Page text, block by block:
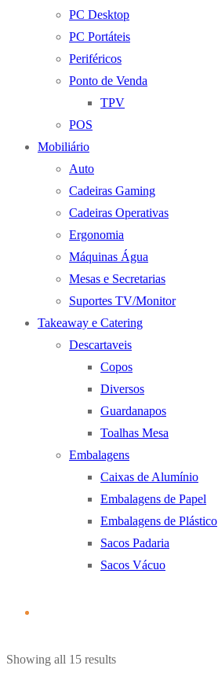
PC Desktop
PC Portáteis
Periféricos
Ponto de Venda
TPV
POS
Mobiliário
Auto
Cadeiras Gaming
Cadeiras Operativas
Ergonomia
Máquinas Água
Mesas e Secretarias
Suportes TV/Monitor
Takeaway e Catering
Descartaveis
Copos
Diversos
Guardanapos
Toalhas Mesa
Embalagens
Caixas de Alumínio
Embalagens de Papel
Embalagens de Plástico
Sacos Padaria
Sacos Vácuo
Showing all 15 resultsOrdenado